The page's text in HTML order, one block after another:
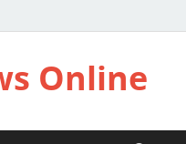
Online